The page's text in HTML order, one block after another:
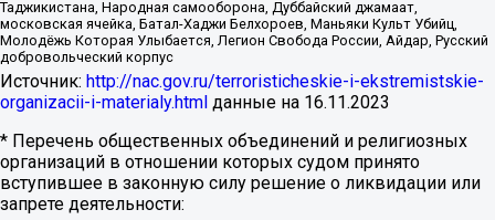
Таджикистана, Народная самооборона, Дуббайский джамаат,
московская ячейка, Батал-Хаджи Белхороев, Маньяки Культ Убийц,
Молодёжь Которая Улыбается, Легион Свобода России, Айдар, Русский
добровольческий корпус
Источник: http://nac.gov.ru/terroristicheskie-i-ekstremistskie-
organizacii-i-materialy.html данные на 16.11.2023
* Перечень общественных объединений и религиозных
организаций в отношении которых судом принято
вступившее в законную силу решение о ликвидации или
запрете деятельности: